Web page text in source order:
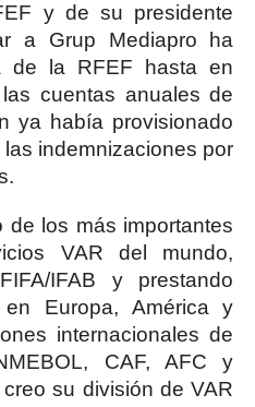
y de su presidente
a Grup Mediapro ha
de la RFEF hasta en
cuentas anuales de
ya había provisionado
indemnizaciones por
de los más importantes
VAR del mundo,
IFAB y prestando
Europa, América y
internacionales de
CAF, AFC y
su división de VAR